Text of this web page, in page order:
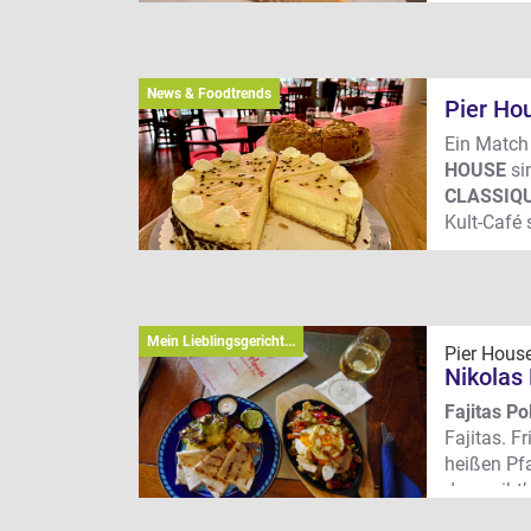
Kult-
Wo?
News & Foodtrends
Pier
Ein
HOUSE
Kult-Café
Angebot.
Mein Lieblingsgericht...
Pier
Nikolas
Fajitas
Fajitas.
heißen
dazu